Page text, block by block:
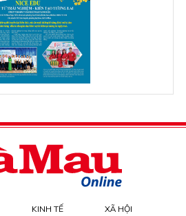
KINH TẾ XÃ HỘI